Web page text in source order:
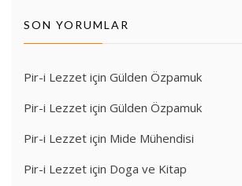
SON YORUMLAR
Pir-i Lezzet için Gülden Özpamuk
Pir-i Lezzet için Gülden Özpamuk
Pir-i Lezzet için Mide Mühendisi
Pir-i Lezzet için Doga ve Kitap